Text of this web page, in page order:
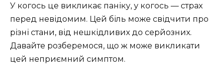
У когось це викликає паніку, у когось — страх
перед невідомим. Цей біль може свідчити про
різні стани, від нешкідливих до серйозних.
Давайте розберемося, що ж може викликати
цей неприємний симптом.